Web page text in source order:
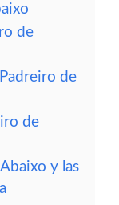
de
de
de
y las